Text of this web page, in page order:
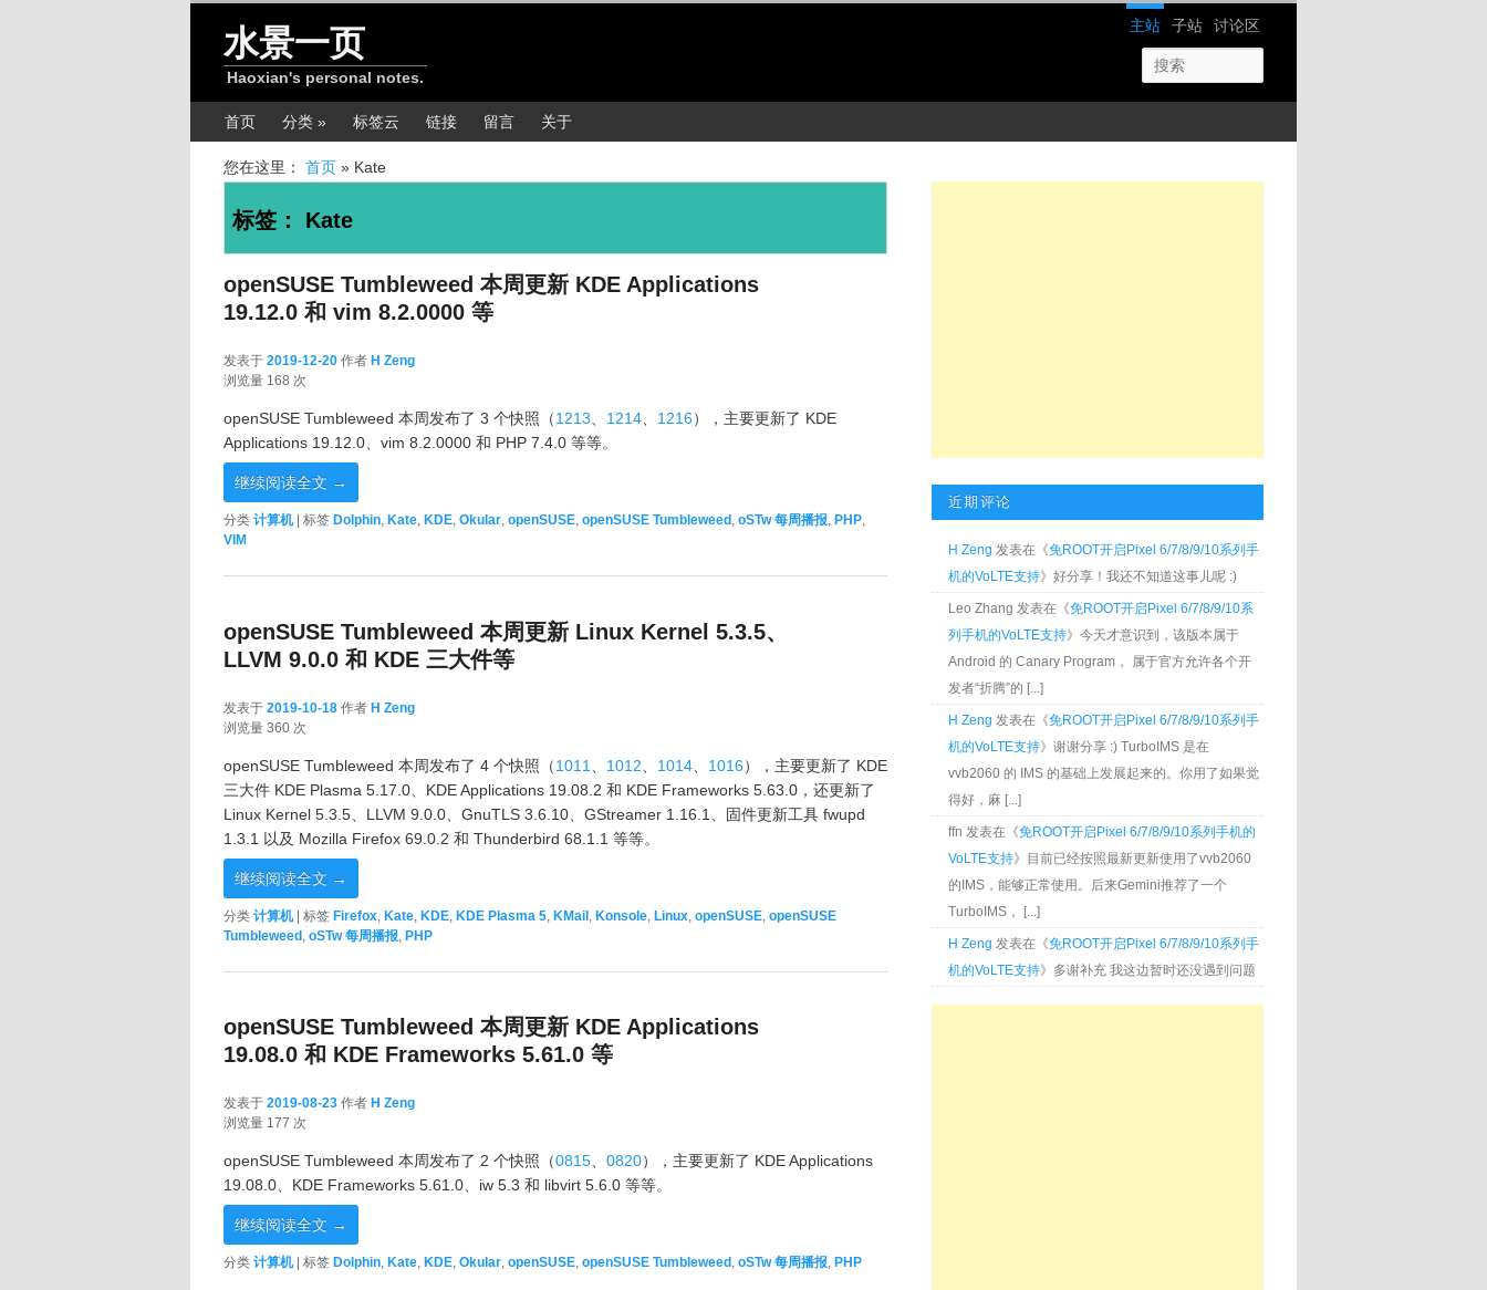
网站导航
主站 子站 讨论区
水景一页
Haoxian's personal notes.
主菜单首页 分类 » 标签云 链接 留言 关于
您在这里： 首页 » Kate
标签： Kate
openSUSE Tumbleweed 本周更新 KDE Applications
19.12.0 和 vim 8.2.0000 等
发表于 2019-12-20 作者 H Zeng
浏览量 168 次
openSUSE Tumbleweed 本周发布了 3 个快照（1213、 1214、 1216），主要更新了 KDE
Applications 19.12.0、vim 8.2.0000 和 PHP 7.4.0 等等。
继续阅读全文 →
分类 计算机 标签 Dolphin, Kate, KDE, Okular, openSUSE, openSUSE Tumbleweed , oSTw 每周播报, PHP,
VIM
openSUSE Tumbleweed 本周更新 Linux Kernel 5.3.5、
LLVM 9.0.0 和 KDE 三大件等
发表于 2019-10-18 作者 H Zeng
浏览量 360 次
openSUSE Tumbleweed 本周发布了 4 个快照（1011 1012 1014 1016），主要更新了 KDE
三大件 KDE Plasma 5.17.0、KDE Applications 19.08.2 和 KDE Frameworks 5.63.0，还更新了
Linux Kernel 5.3.5、LLVM 9.0.0、GnuTLS 3.6.10、GStreamer 1.16.1、固件更新工具 fwupd
1.3.1 以及 Mozilla Firefox 69.0.2 和 Thunderbird 68.1.1 等等。
继续阅读全文 →
分类 计算机 | 标签 Firefox, Kate, KDE, KDE Plasma 5, KMail, Konsole, Linux, openSUSE, openSUSE
Tumbleweed, oSTw 每周播报, PHP
openSUSE Tumbleweed 本周更新 KDE Applications
19.08.0 和 KDE Frameworks 5.61.0 等
发表于 2019-08-23 作者 H Zeng
浏览量 177 次
openSUSE Tumbleweed 本周发布了 2 个快照（0815、 0820），主要更新了 KDE Applications
19.08.0、KDE Frameworks 5.61.0、iw 5.3 和 libvirt 5.6.0 等等。
继续阅读全文 →
分类 计算机 标签 Dolphin, Kate, KDE, Okular, openSUSE, openSUSE Tumbleweed , oSTw 每周播报, PHP
近期评论
H Zeng 发表在《免ROOT开启Pixel 6/7/8/9/10系列手
机的VoLTE支持》好分享！我还不知道这事儿呢 :)
Leo Zhang 发表在《免ROOT开启Pixel 6/7/8/9/10系
列手机的VoLTE支持》今天才意识到，该版本属于
Android 的 Canary Program， 属于官方允许各个开
发者“折腾”的 [...]
H Zeng 发表在《免ROOT开启Pixel 6/7/8/9/10系列手
机的VoLTE支持》谢谢分享 :) TurboIMS 是在
vvb2060 的 IMS 的基础上发展起来的。你用了如果觉
得好，麻 [...]
ffn 发表在《免ROOT开启Pixel 6/7/8/9/10系列手机的
VoLTE支持》目前已经按照最新更新使用了vvb2060
的IMS，能够正常使用。后来Gemini推荐了一个
TurboIMS， [...]
H Zeng 发表在《免ROOT开启Pixel 6/7/8/9/10系列手
机的VoLTE支持》多谢补充 我这边暂时还没遇到问题